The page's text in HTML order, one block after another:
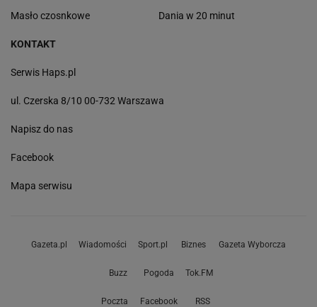
Masło czosnkowe Dania w 20 minut
KONTAKT
Serwis Haps.pl
ul. Czerska 8/10 00-732 Warszawa
Napisz do nas
Facebook
Mapa serwisu
Gazeta.pl Wiadomości Sport.pl Biznes Gazeta Wyborcza
Buzz Pogoda Tok.FM
Poczta Facebook RSS